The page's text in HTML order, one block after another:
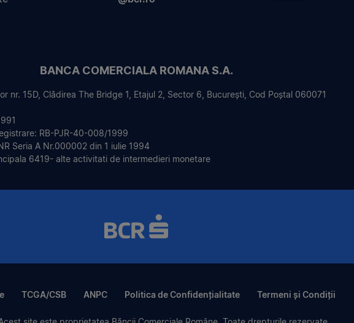
BANCA COMERCIALA ROMANA S.A.
nr. 15D, Clădirea The Bridge 1, Etajul 2, Sector 6, București, Cod Poștal 060071
RB-PJR-40-008/1999
Seria A Nr.000002 din 1 iulie 1994
6419- alte activitati de intermedieri monetare
TCGA/CSB ANPC Politica de Confidențialitate Termeni și Condiții